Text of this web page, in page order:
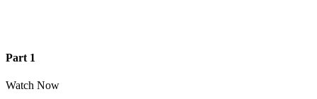
Part 1
Watch Now